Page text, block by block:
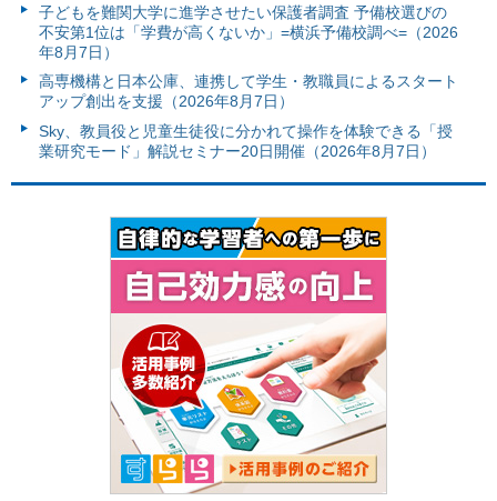
子どもを難関大学に進学させたい保護者調査 予備校選びの
不安第1位は「学費が高くないか」=横浜予備校調べ=（2026
年8月7日）
高専機構と日本公庫、連携して学生・教職員によるスタート
アップ創出を支援（2026年8月7日）
Sky、教員役と児童生徒役に分かれて操作を体験できる「授
業研究モード」解説セミナー20日開催（2026年8月7日）